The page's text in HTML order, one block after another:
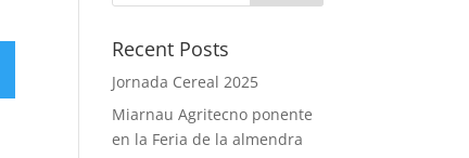
Recent Posts
Jornada Cereal 2025
Miarnau Agritecno ponente
en la Feria de la almendra